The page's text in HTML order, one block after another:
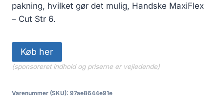
pakning, hvilket gør det mulig, Handske MaxiFlex
– Cut Str 6.
Køb her
(sponsoreret indhold og priserne er vejledende)
Varenummer (SKU): 97ae8644e91e